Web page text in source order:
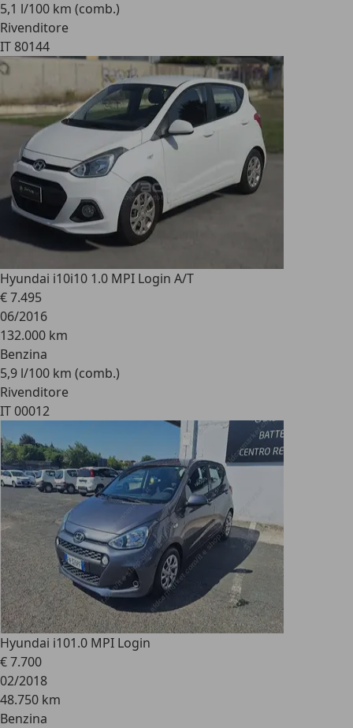
5,1 l/100 km (comb.)
Rivenditore
IT 80144
Hyundai i10i10 1.0 MPI Login A/T
€ 7.495
06/2016
132.000 km
Benzina
5,9 l/100 km (comb.)
Rivenditore
IT 00012
Hyundai i101.0 MPI Login
€ 7.700
02/2018
48.750 km
Benzina